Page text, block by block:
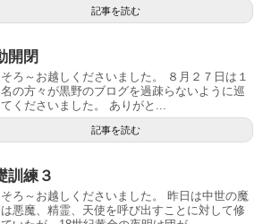
記事を読む
開閉
ろ～お越しくださいました。 ８月２７日は１
名の方々が黒野のブログを過疎らないように巡
くださいました。 ありがと...
記事を読む
訓練３
そろ～お越しくださいました。 昨日は中世の魔
悪魔、精霊、天使を呼び出すことに対して修